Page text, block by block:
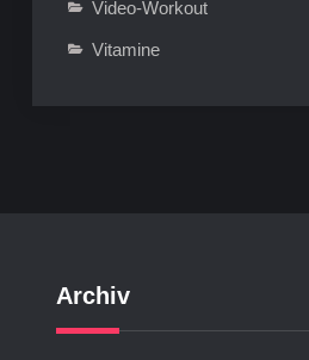
Video-Workout
Vitamine
Archiv